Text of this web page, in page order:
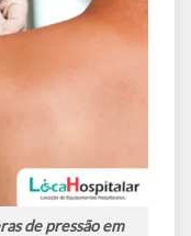
de pressão em